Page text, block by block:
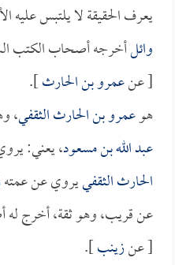
يعرف الحقيقة لا يلتبس عليه
وائلأخرجه أصحاب الكتب
[ عنعمرو بن الحارث].
هوعمرو بن الحارث الثقفي،
عبد الله بن مسعود، يعني:
الحارث الثقفييروي عن عمته
عن قريب، وهو ثقة، أخرج
[ عنزينب].